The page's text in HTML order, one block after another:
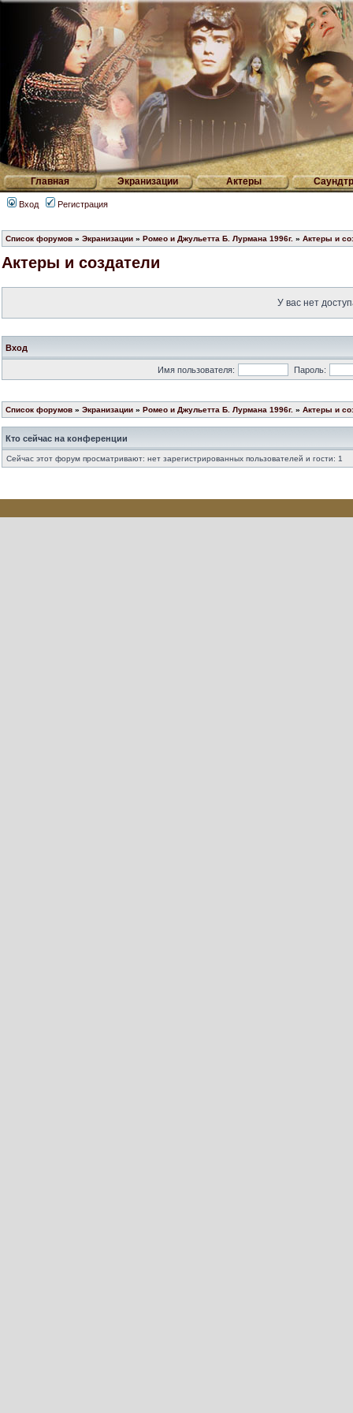
Главная Экранизации Актеры
Вход Регистрация
Список форумов » Экранизации » Ромео и Джульетта Б. Лурмана 1996г. » Актеры и
Актеры и создатели
У вас нет
Вход
Имя пользователя: Пароль:
Список форумов » Экранизации » Ромео и Джульетта Б. Лурмана 1996г. » Актеры и
Кто сейчас на конференции
Сейчас этот форум просматривают: нет зарегистрированных пользователей и гости: 1